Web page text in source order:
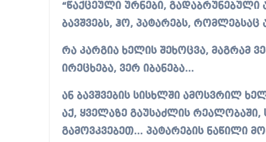
“წაქცეული ურნები, გადაბრუნებული
ბავშვებს, ჰო, პატარებს,
რა კარგია ხელის შეხოცვა, მაგრამ
ირეცხება, ვერ იბანება…
ან ბავშვების სისხლში ამოსვრილ
აქ, ყველაზე გაუსაძლის
გამოვკვებეთ… პატარების ნაწილი